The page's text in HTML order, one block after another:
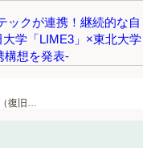
ックが連携！継続的な自
学「LIME3」×東北大学
構想を発表-
【重要】アクセス集中による機能の不具合（復旧済み）